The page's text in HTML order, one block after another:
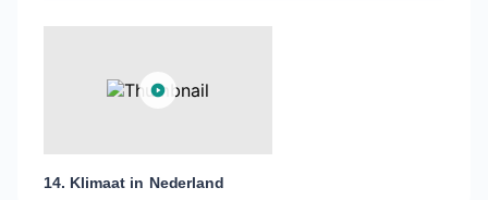
14. Klimaat in Nederland